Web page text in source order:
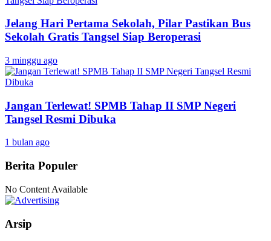
Jelang Hari Pertama Sekolah, Pilar Pastikan Bus
Sekolah Gratis Tangsel Siap Beroperasi
3 minggu ago
Jangan Terlewat! SPMB Tahap II SMP Negeri
Tangsel Resmi Dibuka
1 bulan ago
Berita Populer
No Content Available
Arsip